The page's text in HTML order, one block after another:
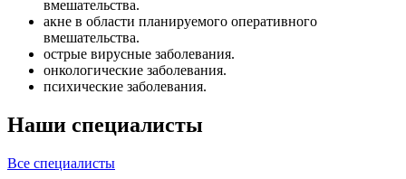
вмешательства.
акне в области планируемого оперативного
вмешательства.
острые вирусные заболевания.
онкологические заболевания.
психические заболевания.
Наши специалисты
Все специалисты